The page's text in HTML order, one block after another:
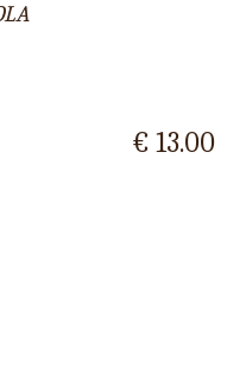
€ 13.00